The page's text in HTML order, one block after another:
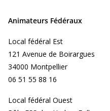
Animateurs Fédéraux
Local fédéral Est
121 Avenue de Boirargues
34000 Montpellier
06 51 55 88 16
Local fédéral Ouest